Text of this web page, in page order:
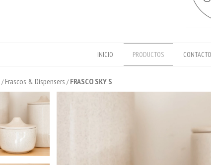
INICIO PRODUCTOS CONTACTO
/Frascos & Dispensers / FRASCO SKY S